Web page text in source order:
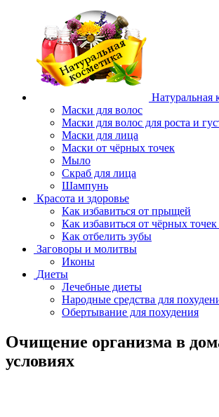
Натуральная
Маски для волос
Маски для волос для роста и
Маски для лица
Маски от чёрных точек
Мыло
Скраб для лица
Шампунь
Красота и здоровье
Как избавиться от прыщей
Как избавиться от чёрных
Как отбелить зубы
Заговоры и молитвы
Иконы
Диеты
Лечебные диеты
Народные средства для
Обертывание для похудения
Очищение организма в
условиях